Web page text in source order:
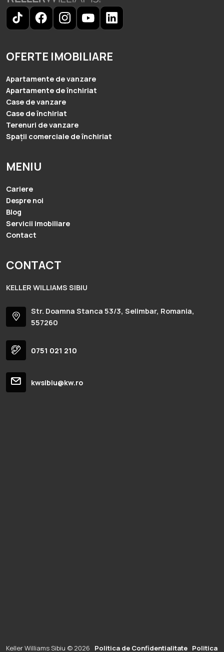
OFERTE IMOBILIARE
Apartamente de vanzare
Apartamente de închiriat
Case de vanzare
Case de închiriat
Terenuri de vanzare
Spații comerciale de închiriat
MENIU
Cariere
Despre noi
Blog
Servicii imobiliare
Contact
CONTACT
KELLER WILLIAMS SIBIU
Str. Doamna Stanca 53/3, Selimbar, Romania,
557260
0751 021 210
kwsibiu@kw.ro
Keller Williams Sibiu © 2026 Politica de Confidentialitate Politica